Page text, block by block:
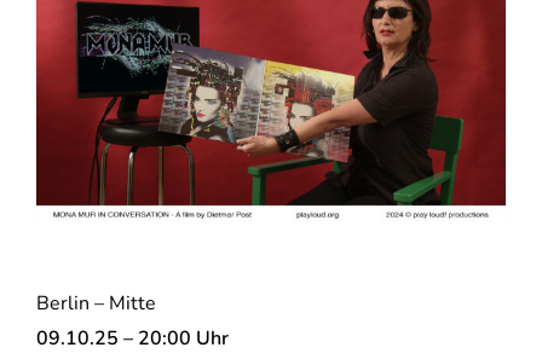
Berlin – Mitte
09.10.25 – 20:00 Uhr